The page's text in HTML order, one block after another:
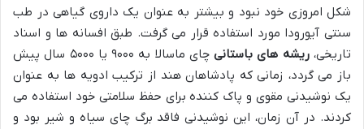
شکل امروزی خود نبود و بیشتر به عنوان یک داروی گیاهی در طب
سنتی آیورودا مورد استفاده قرار می گرفت. طبق افسانه ها و اسناد
تاریخی،ریشه های باستانی
چای ماسالا به ۹۰۰۰ یا ۵۰۰۰ سال پیش
باز می گردد، زمانی که پادشاهان هند از ترکیب ادویه ها به عنوان
یک نوشیدنی مقوی و پاک کننده برای حفظ سلامتی خود استفاده می
کردند. در آن زمان، این نوشیدنی فاقد برگ چای سیاه و شیر بود و